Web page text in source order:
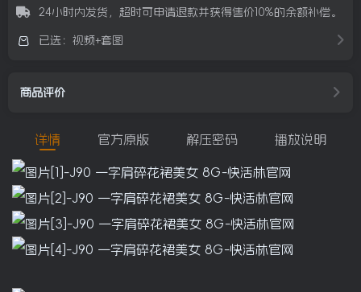
24小时内发货，超时可申请退款并获得售价10%的余额补偿。
已选：视频+套图
商品评价
详情 官方原版 解压密码 播放说明